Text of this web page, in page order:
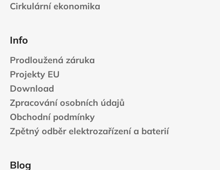
Cirkulární ekonomika
Info
Prodloužená záruka
Projekty EU
Download
Zpracování osobních údajů
Obchodní podmínky
Zpětný odběr elektrozařízení a baterií
Blog